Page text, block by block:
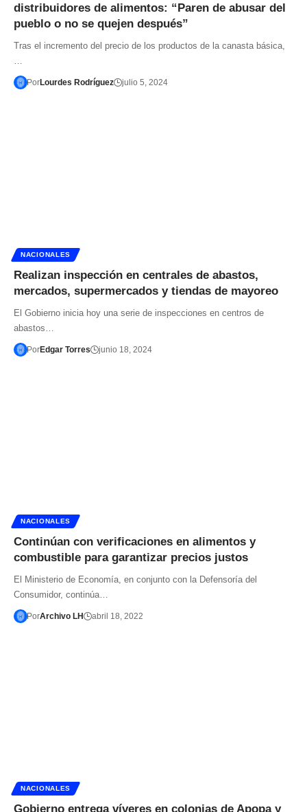
distribuidores de alimentos: “Paren de abusar del
pueblo o no se quejen después”
Tras el incremento del precio de los productos de la canasta básica,
PorLourdes Rodríguez julio 5, 2024
NACIONALES
Realizan inspección en centrales de abastos,
mercados, supermercados y tiendas de mayoreo
El Gobierno inicia hoy una serie de inspecciones en centros de
abastos…
PorEdgar Torres junio 18, 2024
NACIONALES
Continúan con verificaciones en alimentos y
combustible para garantizar precios justos
El Ministerio de Economía, en conjunto con la Defensoría del
Consumidor, continúa…
PorArchivo LH abril 18, 2022
NACIONALES
Gobierno entrega víveres en colonias de Apopa y